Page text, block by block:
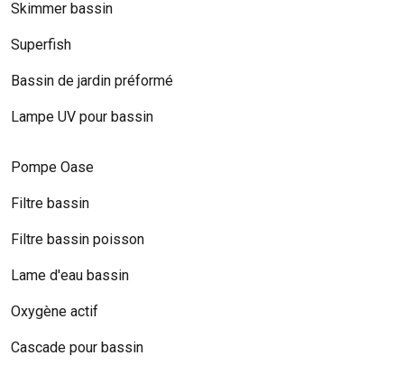
Skimmer bassin
Superfish
Bassin de jardin préformé
Lampe UV pour bassin
Pompe Oase
Filtre bassin
Filtre bassin poisson
Lame d'eau bassin
Oxygène actif
Cascade pour bassin